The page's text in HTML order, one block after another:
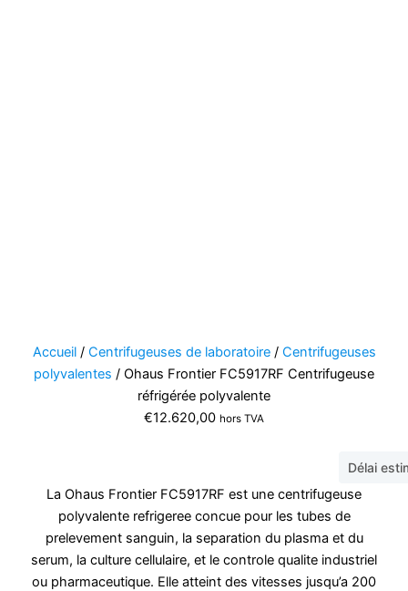
Accueil/ Centrifugeuses de laboratoire/ Centrifugeuses
polyvalentes / Ohaus Frontier FC5917RF Centrifugeuse
réfrigérée polyvalente
€12.620,00 hors TVA
Délai
La Ohaus Frontier FC5917RF est une centrifugeuse
polyvalente refrigeree concue pour les tubes de
prelevement sanguin, la separation du plasma et du
serum, la culture cellulaire, et le controle qualite industriel
ou pharmaceutique. Elle atteint des vitesses jusqu’a 200